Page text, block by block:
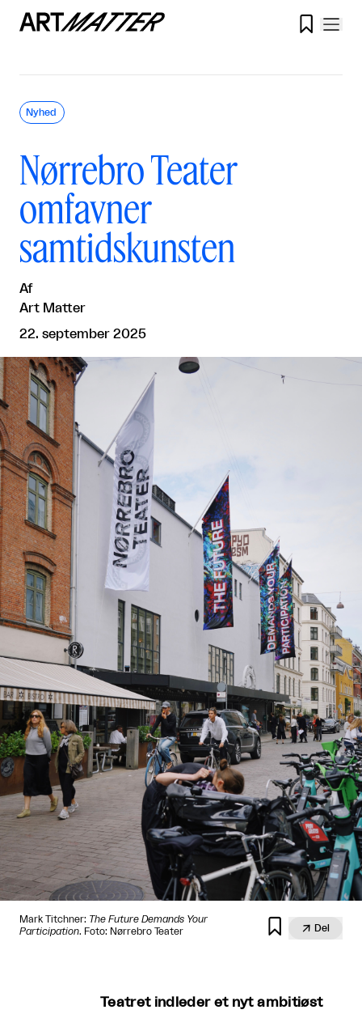

Nørrebro Teater
omfavner
samtidskunsten
Af
Art Matter
22. september 2025
Nyhed
Mark Titchner: The Future Demands Your
Participation. Foto: Nørrebro Teater   Del
Teatret indleder et nyt ambitiøst